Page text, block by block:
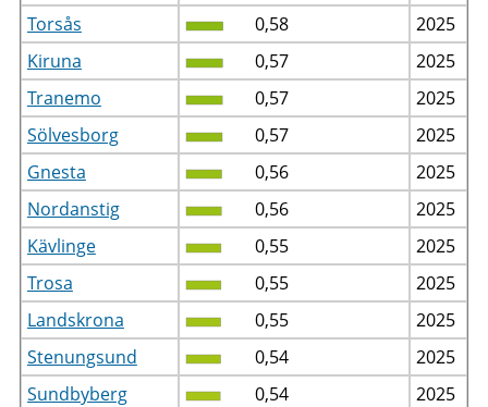
Torsås
0,58
2025
Kiruna
0,57
2025
Tranemo
0,57
2025
Sölvesborg
0,57
2025
Gnesta
0,56
2025
Nordanstig
0,56
2025
Kävlinge
0,55
2025
Trosa
0,55
2025
Landskrona
0,55
2025
Stenungsund
0,54
2025
Sundbyberg
0,54
2025